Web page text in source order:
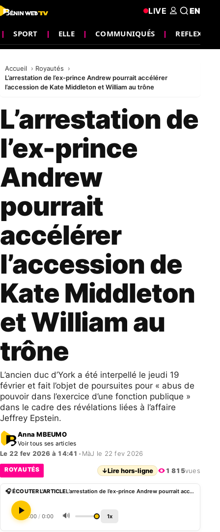
SPORT ELLE COMMUNIQUÉS REFLEXION
LIVE EN
Accueil
Royautés
L’arrestation de l’ex-prince Andrew pourrait accélérer
l’accession de Kate Middleton et William au trône
L’arrestation de
l’ex-prince
Andrew
pourrait
accélérer
l’accession de
Kate Middleton
et William au
trône
L’ancien duc d’York a été interpellé le jeudi 19
février et fait l’objet de poursuites pour « abus de
pouvoir dans l’exercice d’une fonction publique »
dans le cadre des révélations liées à l’affaire
Jeffrey Epstein.
Anna MBEUMO
Voir tous ses articles
Le 22 fev 2026 à 14:41 • MàJ le 22 fev 2026
ROYAUTÉS ↓Lire hors-ligne 1 815vues
🎧 ÉCOUTER L'ARTICLE L’arrestation de l’ex-prince Andrew pourrait accélérer l’accession de Kate Middleton et William au trône
0:00 / 0:00 🔊 1x